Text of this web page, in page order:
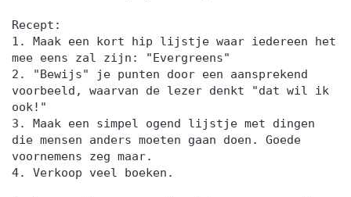
Recept:
1. Maak een kort hip lijstje waar iedereen het
mee eens zal zijn: "Evergreens"
2. "Bewijs" je punten door een aansprekend
voorbeeld, waarvan de lezer denkt "dat wil ik
ook!"
3. Maak een simpel ogend lijstje met dingen
die mensen anders moeten gaan doen. Goede
voornemens zeg maar.
4. Verkoop veel boeken.